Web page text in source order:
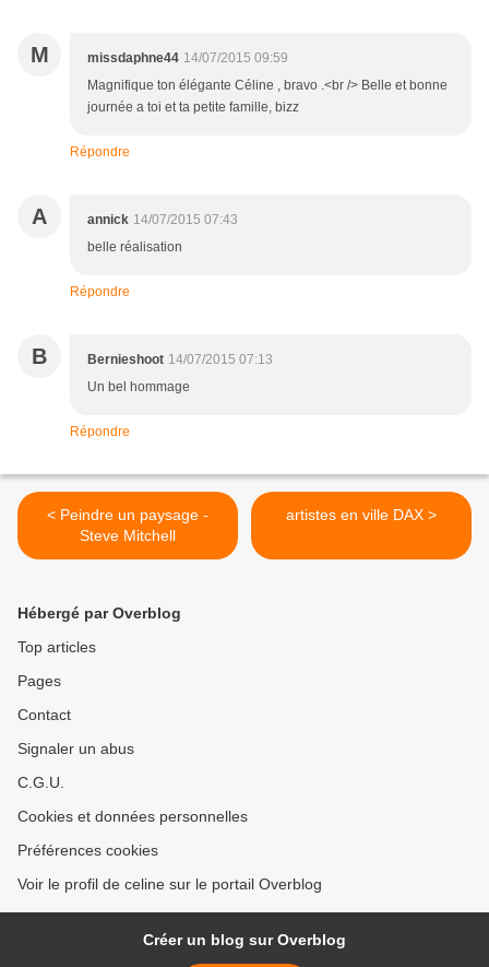
M missdaphne44 14/07/2015 09:59
Magnifique ton élégante Céline , bravo .<br /> Belle et bonne
journée a toi et ta petite famille, bizz
Répondre
A annick 14/07/2015 07:43
belle réalisation
Répondre
B Bernieshoot 14/07/2015 07:13
Un bel hommage
Répondre
< Peindre un paysage -
Steve Mitchell
artistes en ville DAX >
Hébergé par Overblog
Top articles
Pages
Contact
Signaler un abus
C.G.U.
Cookies et données personnelles
Préférences cookies
Voir le profil de celine sur le portail Overblog
Créer un blog sur Overblog